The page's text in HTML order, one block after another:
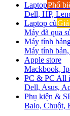
LaptopPhổ
Dell, HP,
Laptop cũ
Máy đã qua
Máy tính
Máy tính
Apple store
Mackbook,
PC & PC All
Dell, Asus,
Phụ kiện &
Balo, Chuột,